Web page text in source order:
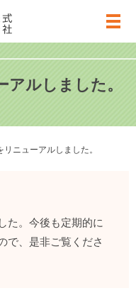
メ
アルしました。
ニューアルしました。
た。今後も定期的に
で、是非ご覧くださ